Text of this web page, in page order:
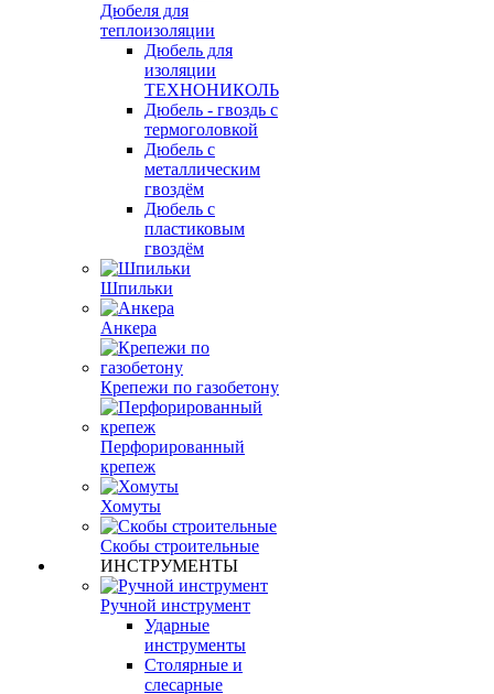
Дюбеля для
теплоизоляции
Дюбель для
изоляции
ТЕХНОНИКОЛЬ
Дюбель - гвоздь с
термоголовкой
Дюбель с
металлическим
гвоздём
Дюбель с
пластиковым
гвоздём
Шпильки
Анкера
Крепежи по газобетону
Перфорированный
крепеж
Хомуты
Скобы строительные
ИНСТРУМЕНТЫ
Ручной инструмент
Ударные
инструменты
Столярные и
слесарные